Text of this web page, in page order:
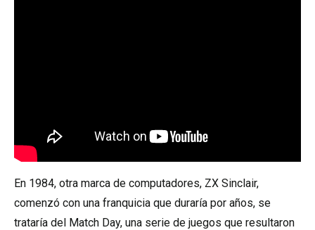
En 1984, otra marca de computadores, ZX Sinclair,
comenzó con una franquicia que duraría por años, se
trataría del Match Day, una serie de juegos que resultaron